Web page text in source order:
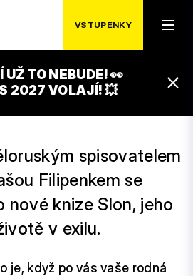
VSTUPENKY
UŽ TO NEBUDE! 👀
2027 VOLAJÍ! 💥
spisovatelem
Filipenkem se
nové knize Slon, jeho
v exilu.
je, když po vás vaše rodná